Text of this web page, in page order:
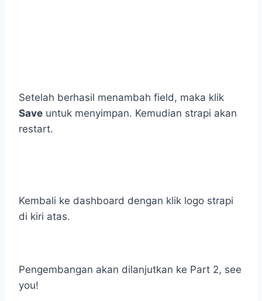
Setelah berhasil menambah field, maka klik
Save untuk menyimpan. Kemudian strapi akan
restart.
Kembali ke dashboard dengan klik logo strapi
di kiri atas.
Pengembangan akan dilanjutkan ke Part 2, see
you!